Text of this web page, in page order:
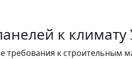
к климату
требования к строительным